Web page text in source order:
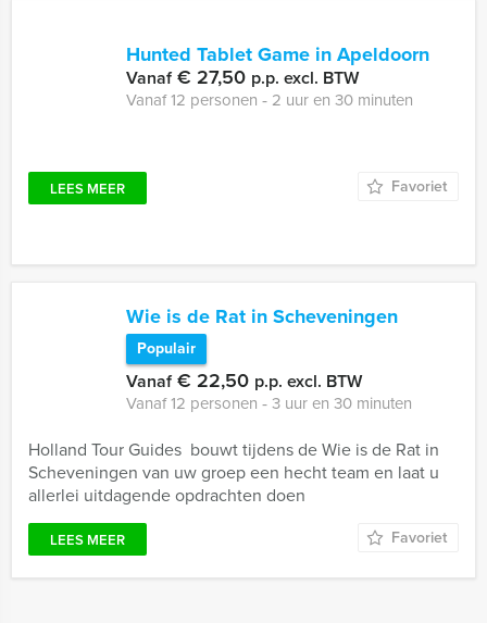
Hunted Tablet Game in Apeldoorn
Vanaf€ 27,50 p.p. excl. BTW
Vanaf 12 personen ‐ 2 uur en 30 minuten
LEES MEER Favoriet
Wie is de Rat in Scheveningen
Populair
Vanaf€ 22,50 p.p. excl. BTW
Vanaf 12 personen ‐ 3 uur en 30 minuten
Holland Tour Guides bouwt tijdens de Wie is de Rat in
Scheveningen van uw groep een hecht team en laat u
allerlei uitdagende opdrachten doen
LEES MEER Favoriet